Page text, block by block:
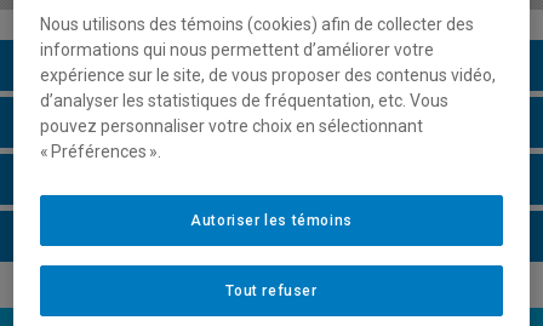
Description du cours
Horaire - Été 2026
Nous utilisons des témoins (cookies) afin de collecter des
informations qui nous permettent d’améliorer votre
expérience sur le site, de vous proposer des contenus vidéo,
d’analyser les statistiques de fréquentation, etc. Vous
pouvez personnaliser votre choix en sélectionnant
« Préférences ».
Tout refuser
Autoriser les témoins